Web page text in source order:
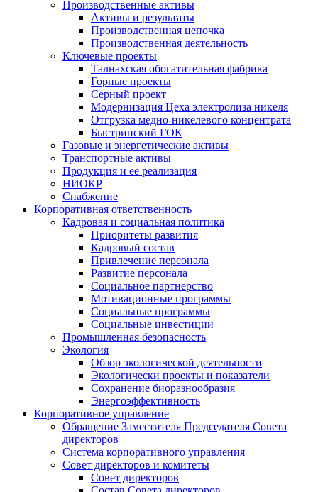
Производственные активы
Активы и результаты
Производственная цепочка
Производственная деятельность
Ключевые проекты
Талнахская обогатительная фабрика
Горные проекты
Серный проект
Модернизация Цеха электролиза никеля
Отгрузка медно-никелевого концентрата
Быстринский ГОК
Газовые и энергетические активы
Транспортные активы
Продукция и ее реализация
НИОКР
Снабжение
Корпоративная ответственность
Кадровая и социальная политика
Приоритеты развития
Кадровый состав
Привлечение персонала
Развитие персонала
Социальное партнерство
Мотивационные программы
Социальные программы
Социальные инвестиции
Промышленная безопасность
Экология
Обзор экологической деятельности
Экологически проекты и показатели
Сохранение биоразнообразия
Энергоэффективность
Корпоративное управление
Обращение Заместителя Председателя Совета
директоров
Система корпоративного управления
Совет директоров и комитеты
Совет директоров